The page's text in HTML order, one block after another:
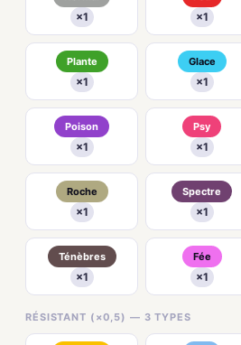
×1 ×1
Plante
×1
Glace
×1
Poison
×1
Psy
×1
Roche
×1
Spectre
×1
Ténèbres
×1
Fée
×1
RÉSISTANT (×0,5) — 3 TYPES